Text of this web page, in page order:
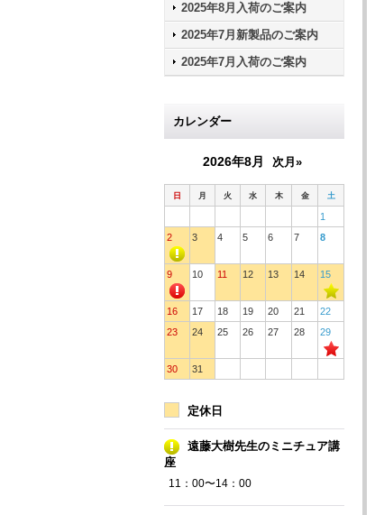
2025年8月入荷のご案内
2025年7月新製品のご案内
2025年7月入荷のご案内
カレンダー
2026年8月 次月»
日 月 火 水 木 金 土
1
2
3 4 5 6 7 8
9 10 11 12 13 14 15
16 17 18 19 20 21
22
23
24 25 26 27 28 29
30 31
定休日
遠藤大樹先生のミニチュア講
座
11：00〜14：00